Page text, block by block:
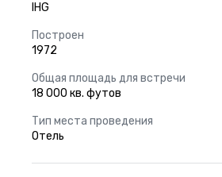
IHG
Построен
1972
Общая площадь для встречи
18 000 кв. футов
Тип места проведения
Отель